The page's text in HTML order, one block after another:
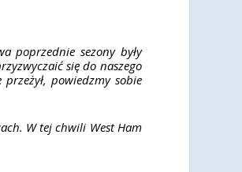
poprzednie sezony były
się do naszego
powiedzmy sobie
W tej chwili West Ham